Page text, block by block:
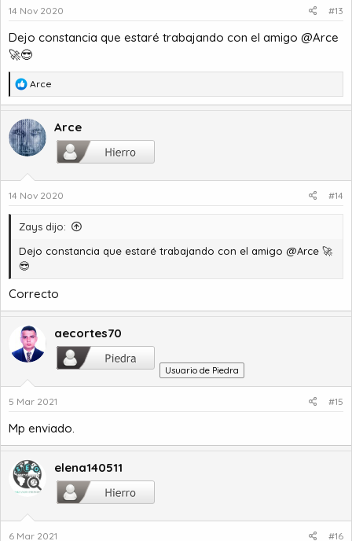
14 Nov 2020 #13
Dejo constancia que estaré trabajando con el amigo @Arce
🚀😎
R
e
c
c
i
n
e
:
Arce
Arce
14 Nov 2020 #14
Zays dijo:
Dejo constancia que estaré trabajando con el amigo @Arce 🚀
😎
Correcto
aecortes70
Usuario de Piedra
5 Mar 2021 #15
Mp enviado.
elena140511
6 Mar 2021 #16